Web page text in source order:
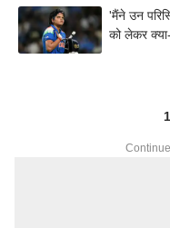
'मैंने उन
को लेकर
1